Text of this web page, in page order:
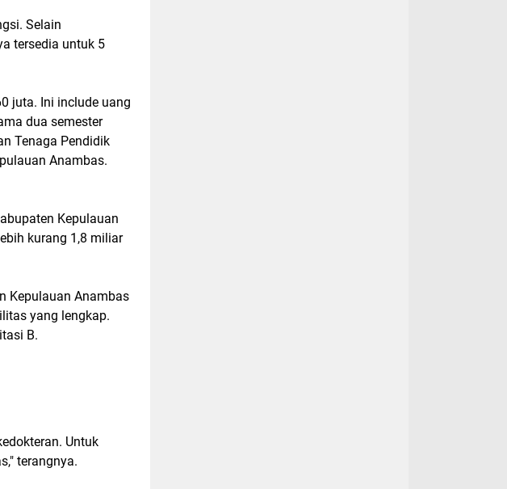
Selain
tersedia untuk 5
juta. Ini include uang
dua semester
Tenaga Pendidik
Anambas.
Kepulauan
kurang 1,8 miliar
Kepulauan Anambas
yang lengkap.
B.
Untuk
terangnya.